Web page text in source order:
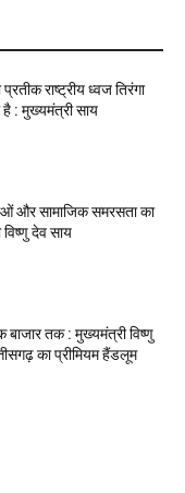
राष्ट्रीय ध्वज तिरंगा
है : मुख्यमंत्री साय
और सामाजिक समरसता का
देव साय
तक : मुख्यमंत्री विष्णु
का प्रीमियम हैंडलूम